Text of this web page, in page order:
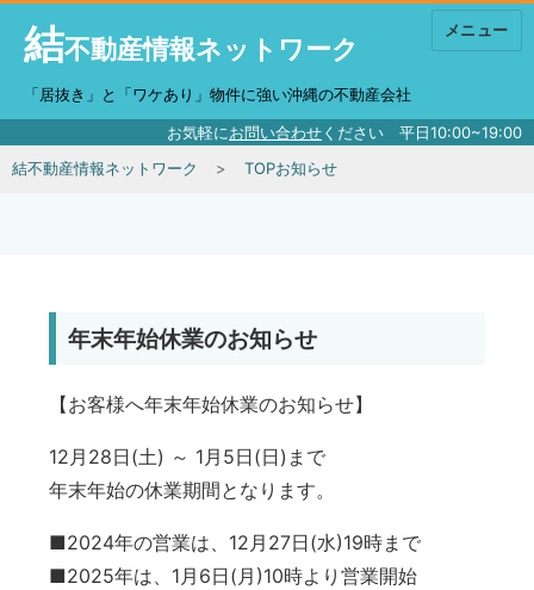
結不動産情報ネットワーク
「居抜き」と「ワケあり」物件に強い沖縄の不動産会社
お気軽にお問い合わせください 平日10:00~19:00
メニュー
結不動産情報ネットワーク TOPお知らせ
年末年始休業のお知らせ
【お客様へ年末年始休業のお知らせ】
12月28日(土) ～ 1月5日(日)まで
年末年始の休業期間となります。
■2024年の営業は、12月27日(水)19時まで
■2025年は、1月6日(月)10時より営業開始